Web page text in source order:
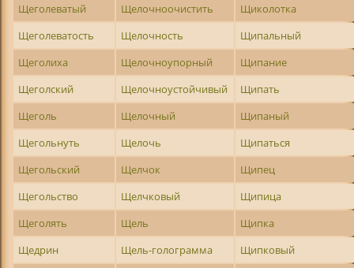
Щеголеватый
Щелочноочистить
Щиколотка
Щеголеватость
Щелочность
Щипальный
Щеголиха
Щелочноупорный
Щипание
Щеголский
Щелочноустойчивый
Щипать
Щеголь
Щелочный
Щипаный
Щегольнуть
Щелочь
Щипаться
Щегольский
Щелчок
Щипец
Щегольство
Щелчковый
Щипица
Щеголять
Щель
Щипка
Щедрин
Щель-голограмма
Щипковый